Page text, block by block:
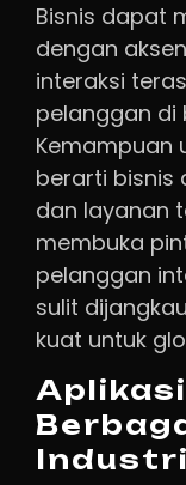
Bisnis dapat
dengan
interaksi
pelanggan di
Kemampuan
berarti bisnis
dan layanan
membuka
pelanggan
sulit
kuat untuk
Industri